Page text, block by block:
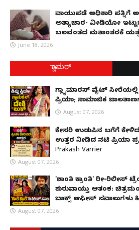
ವಾಯುಪಡೆ ಅಧಿಕಾರಿ ಪತ್ನಿಗೆ
ಅತ್ಯಾಚಾರ- ವೀಡಿಯೋ
ಬಲವಂತದ ಮತಾಂತರಕ್ಕೆ
June 18, 2026
ಗ್ಲಾಮರ್
ಗ್ಲ್ಯಾಮಾರಸ್ ವೈಟ್‌
ಪ್ರಿಯಾ; ಸಾಮಾಜಿಕ
August 07, 2026
ಕೇಸರಿ ಉಡುಪಿನ ಬಗೆಗೆ
ಉತ್ತರ ನೀಡಿದ ನಟಿ ಪ್ರಿಯಾ
Prakash Varrier
August 07, 2026
'ಶಾಂತಿ ಕ್ರಾಂತಿ' ರೀ-ರಿಲೀಸ್
ಶುರುವಾಯ್ತು ಆತಂಕ:
ಬಾಕ್ಸ್ ಆಫೀಸ್ ಸವಾಲುಗಳು
August 07, 2026